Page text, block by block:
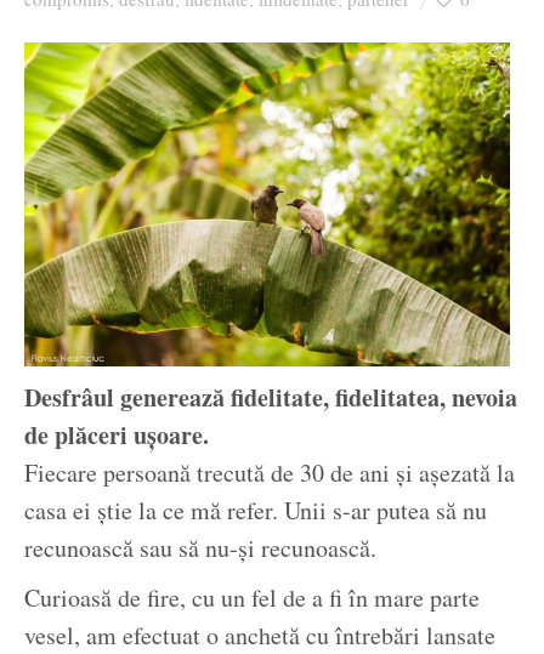
Desfrâul generează fidelitate, fidelitatea, nevoia
de plăceri ușoare.
Fiecare persoană trecută de 30 de ani și așezată la
casa ei știe la ce mă refer. Unii s-ar putea să nu
recunoască sau să nu-și recunoască.
Curioasă de fire, cu un fel de a fi în mare parte
vesel, am efectuat o anchetă cu întrebări lansate